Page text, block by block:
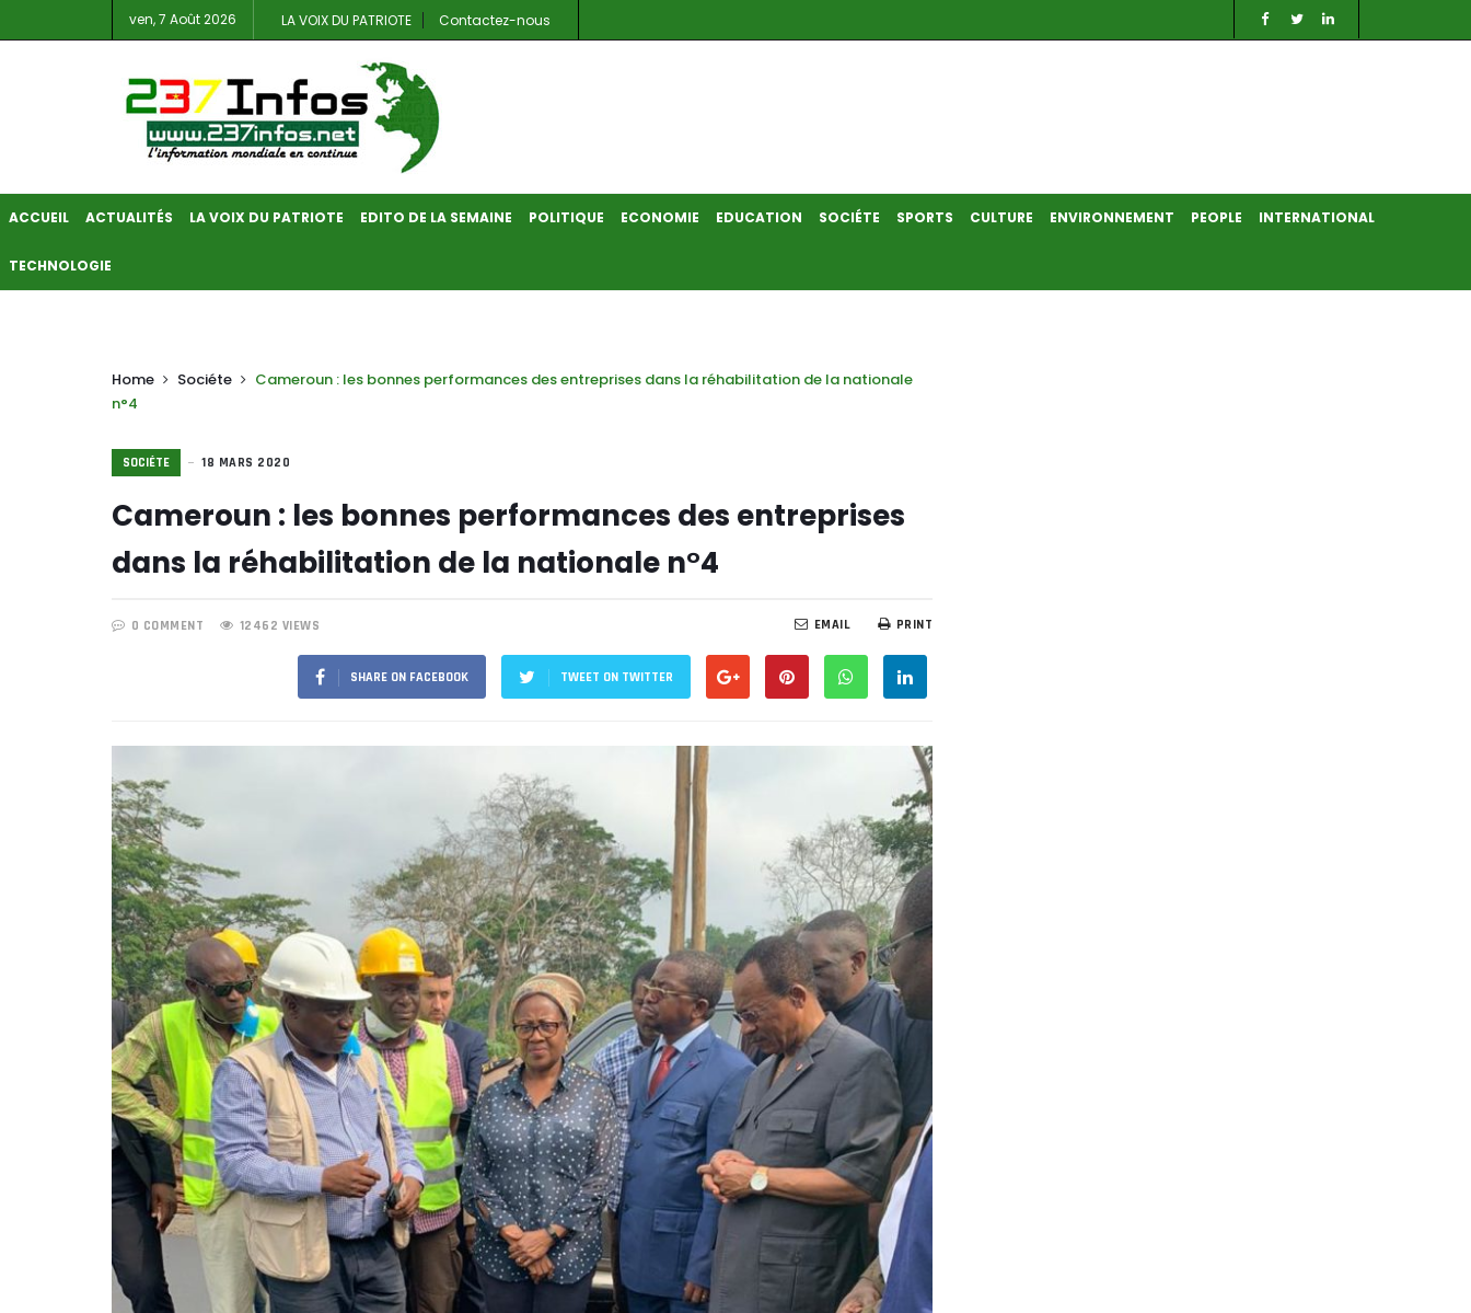
ven, 7 Août 2026 LA VOIX DU PATRIOTE Contactez-nous
ACCUEIL ACTUALITÉS LA VOIX DU PATRIOTE EDITO DE LA SEMAINE POLITIQUE ECONOMIE EDUCATION SOCIÉTE SPORTS CULTURE ENVIRONNEMENT PEOPLE INTERNATIONAL
TECHNOLOGIE
Home Sociéte
Cameroun : les bonnes performances des entreprises dans la réhabilitation de la nationale
n°4
SOCIÉTE 18 MARS 2020
Cameroun : les bonnes performances des entreprises
dans la réhabilitation de la nationale n°4
0 COMMENT 12462 VIEWS PRINT
EMAIL
SHARE ON FACEBOOK TWEET ON TWITTER